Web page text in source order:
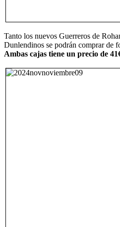
Tanto los nuevos Guerreros de
Dunlendinos se podrán comprar de
Ambas cajas tiene un precio de